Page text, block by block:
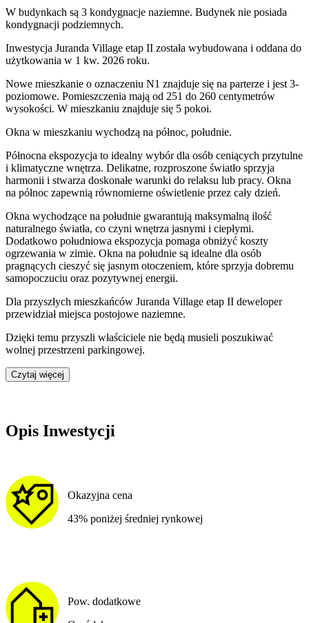
W budynkach są 3 kondygnacje naziemne. Budynek nie posiada
kondygnacji podziemnych.
Inwestycja Juranda Village etap II została wybudowana i oddana do
użytkowania w 1 kw. 2026 roku.
Nowe mieszkanie o oznaczeniu N1 znajduje się na parterze i jest 3-
poziomowe. Pomieszczenia mają od 251 do 260 centymetrów
wysokości. W mieszkaniu znajduje się 5 pokoi.
Okna w mieszkaniu wychodzą na północ, południe.
Północna ekspozycja to idealny wybór dla osób ceniących przytulne
i klimatyczne wnętrza. Delikatne, rozproszone światło sprzyja
harmonii i stwarza doskonałe warunki do relaksu lub pracy. Okna
na północ zapewnią równomierne oświetlenie przez cały dzień.
Okna wychodzące na południe gwarantują maksymalną ilość
naturalnego światła, co czyni wnętrza jasnymi i ciepłymi.
Dodatkowo południowa ekspozycja pomaga obniżyć koszty
ogrzewania w zimie. Okna na południe są idealne dla osób
pragnących cieszyć się jasnym otoczeniem, które sprzyja dobremu
samopoczuciu oraz pozytywnej energii.
Dla przyszłych mieszkańców Juranda Village etap II deweloper
przewidziałmiejsca postojowe naziemne.
Dzięki temu przyszli właściciele nie będą musieli poszukiwać
wolnej przestrzeni parkingowej.
Czytaj więcej
Opis Inwestycji
Okazyjna cena
43% poniżej średniej rynkowej
Pow. dodatkowe